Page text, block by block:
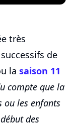
très
de
la saison 11
compte que la
ou les enfants
des